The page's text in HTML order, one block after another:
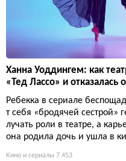
Ханна Уоддингем: как
«Тед Лассо» и отказалась
Ребекка в сериале
т себя «бродячей сестрой»
лучать роли в театре, а
она родила дочь и ушла в
Кино и сериалы 7 453